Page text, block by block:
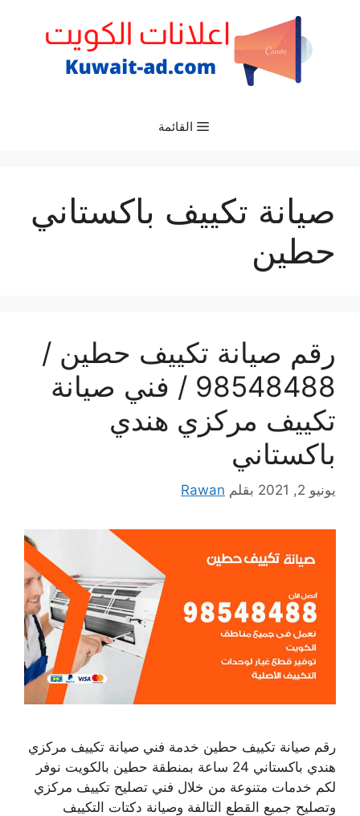
القائمة
صيانة تكييف باكستاني
حطين
رقم صيانة تكييف حطين /
98548488 / فني صيانة
تكييف مركزي هندي
باكستاني
يونيو 2, 2021 بقلم Rawan
رقم صيانة تكييف حطين خدمة فني صيانة تكييف مركزي
هندي باكستاني 24 ساعة بمنطقة حطين بالكويت نوفر
لكم خدمات متنوعة من خلال فني تصليح تكييف مركزي
وتصليح جميع القطع التالفة وصيانة دكتات التكييف